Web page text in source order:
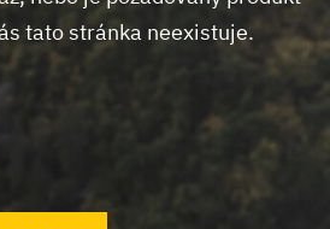
tato stránka neexistuje.